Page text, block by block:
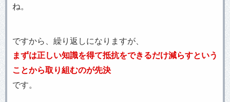
ね。
ですから、繰り返しになりますが、
まずは正しい知識を得て抵抗をできるだけ減らすという
ことから取り組むのが先決
です。